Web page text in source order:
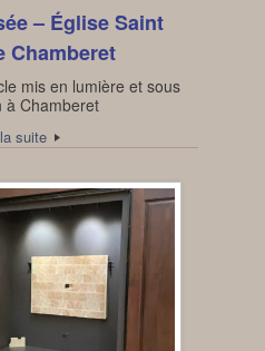
– Église Saint
Chamberet
mis en lumière et sous
à Chamberet
suite